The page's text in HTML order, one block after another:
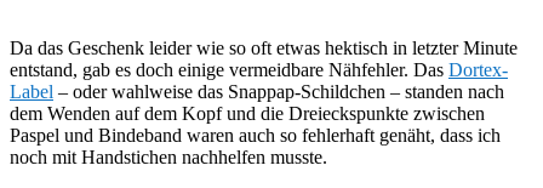
Da das Geschenk leider wie so oft etwas hektisch in letzter Minute
entstand, gab es doch einige vermeidbare Nähfehler. Das Dortex-
Label – oder wahlweise das Snappap-Schildchen – standen nach
dem Wenden auf dem Kopf und die Dreieckspunkte zwischen
Paspel und Bindeband waren auch so fehlerhaft genäht, dass ich
noch mit Handstichen nachhelfen musste.